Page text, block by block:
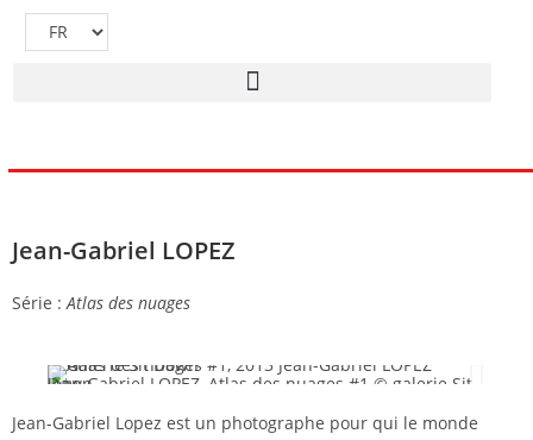
Jean-Gabriel LOPEZ
Série :Atlas des nuages
Jean Gabriel LOPEZ, Atlas des nuages #1 © galerie Sit Down
Jean-Gabriel Lopez est un photographe pour qui le monde